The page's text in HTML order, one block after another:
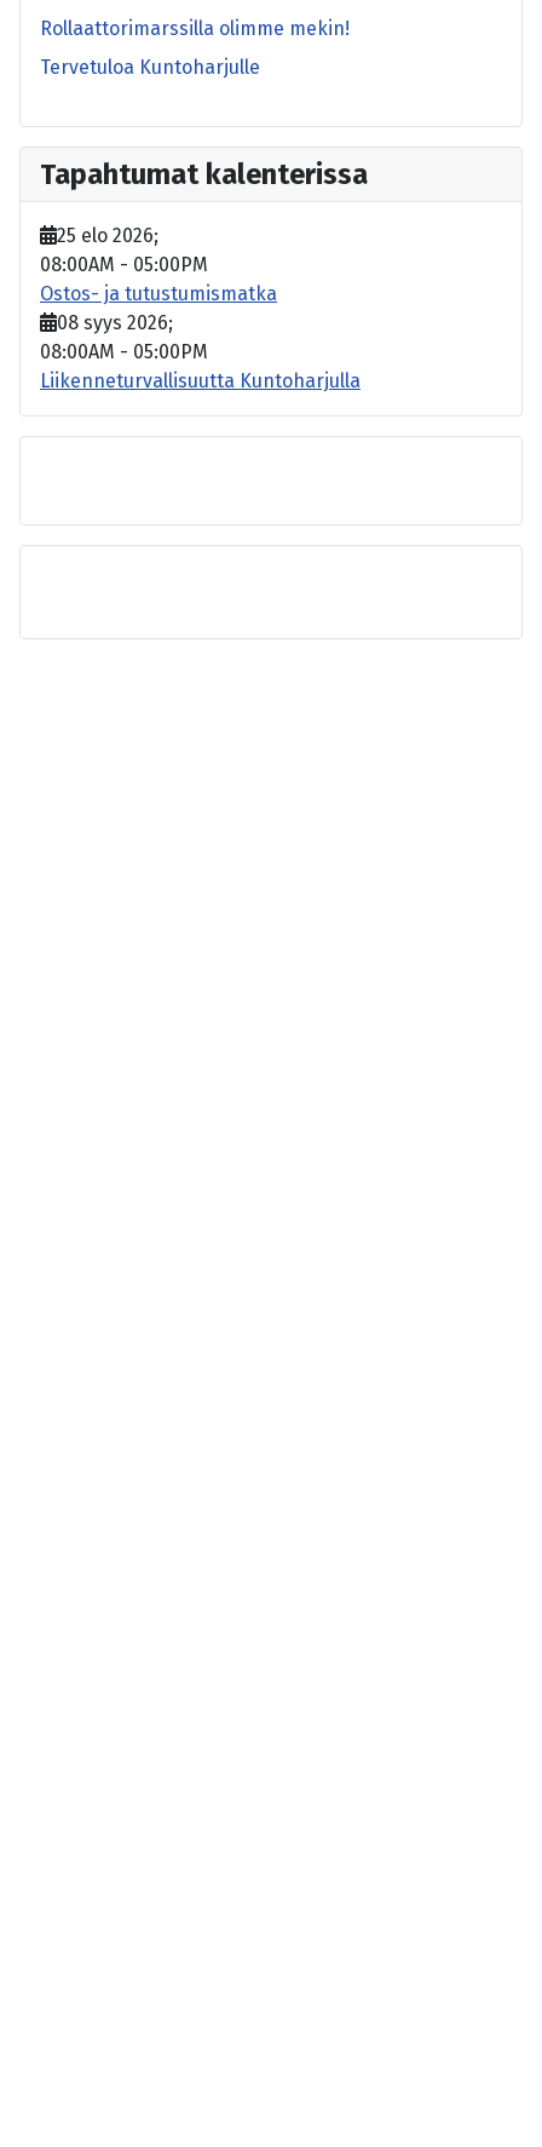
Rollaattorimarssilla olimme mekin!
Tervetuloa Kuntoharjulle
Tapahtumat kalenterissa
25 elo 2026;
08:00AM - 05:00PM
Ostos- ja tutustumismatka
08 syys 2026;
08:00AM - 05:00PM
Liikenneturvallisuutta Kuntoharjulla